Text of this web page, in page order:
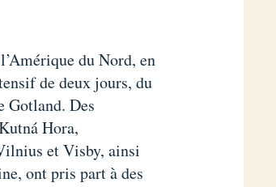
du Nord, en
de deux jours, du
Gotland. Des
Hora,
et Visby, ainsi
ont pris part à des